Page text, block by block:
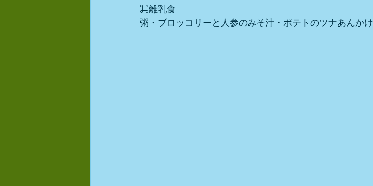
⌘離乳食
粥・ブロッコリーと人参のみそ汁・ポテトのツナあんかけ